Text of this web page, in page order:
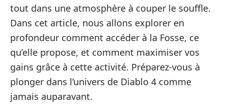
tout dans une atmosphère à couper le souffle.
Dans cet article, nous allons explorer en
profondeur comment accéder à la Fosse, ce
qu’elle propose, et comment maximiser vos
gains grâce à cette activité. Préparez-vous à
plonger dans l’univers de Diablo 4 comme
jamais auparavant.